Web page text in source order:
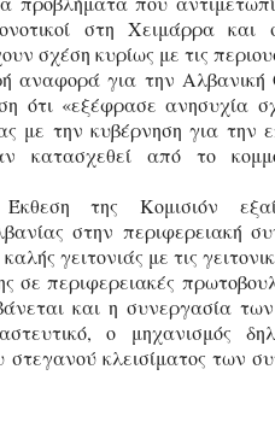
στη Χειμάρρα και
σχέση κυρίως με τις
αναφορά για την Αλβανική
ότι «εξέφρασε ανησυχία
με την κυβέρνηση για την
κατασχεθεί από το
της Κομισιόν
στην περιφερειακή
γειτονιάς με τις
σε περιφερειακές
και η συνεργασία
ο μηχανισμός
στεγανού κλεισίματος των